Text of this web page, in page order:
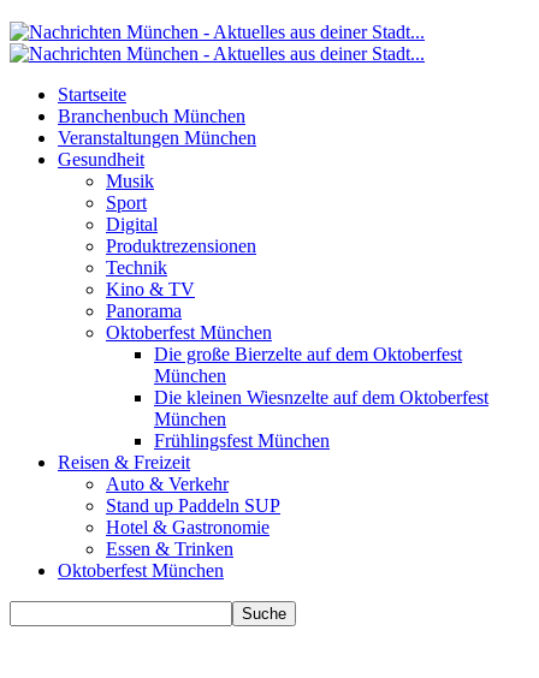
Startseite
Branchenbuch München
Veranstaltungen München
Gesundheit
Musik
Sport
Digital
Produktrezensionen
Technik
Kino & TV
Panorama
Oktoberfest München
Die große Bierzelte auf dem Oktoberfest
München
Die kleinen Wiesnzelte auf dem Oktoberfest
München
Frühlingsfest München
Reisen & Freizeit
Auto & Verkehr
Stand up Paddeln SUP
Hotel & Gastronomie
Essen & Trinken
Oktoberfest München